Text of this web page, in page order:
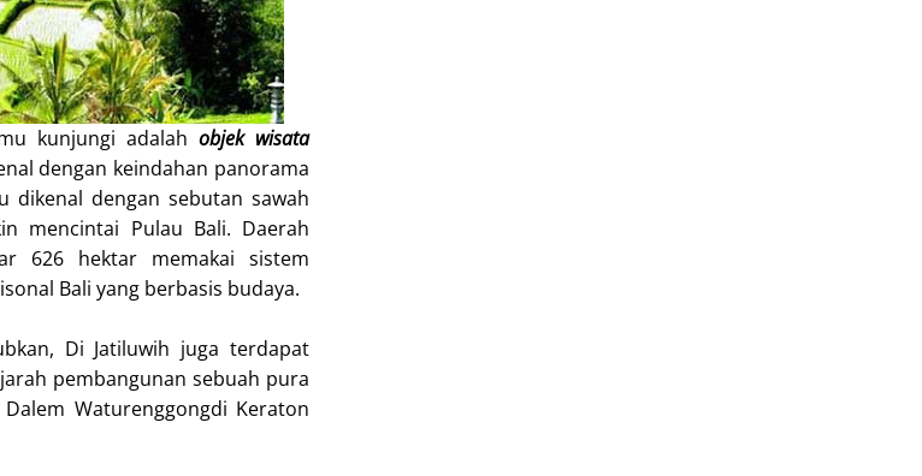
kunjungi adalahobjek wisata
dengan keindahan panorama
dikenal dengan sebutan sawah
mencintai Pulau Bali. Daerah
626 hektar memakai sistem
Bali yang berbasis budaya.
Di Jatiluwih juga terdapat
pembangunan sebuah pura
Waturenggongdi Keraton